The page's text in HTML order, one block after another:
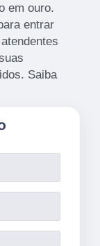
em ouro.
entrar
Saiba